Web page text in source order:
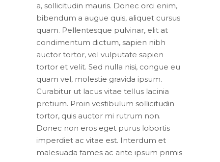
a, sollicitudin mauris. Donec orci enim,
bibendum a augue quis, aliquet cursus
quam. Pellentesque pulvinar, elit at
condimentum dictum, sapien nibh
auctor tortor, vel vulputate sapien
tortor et velit. Sed nulla nisi, congue eu
quam vel, molestie gravida ipsum.
Curabitur ut lacus vitae tellus lacinia
pretium. Proin vestibulum sollicitudin
tortor, quis auctor mi rutrum non.
Donec non eros eget purus lobortis
imperdiet ac vitae est. Interdum et
malesuada fames ac ante ipsum primis